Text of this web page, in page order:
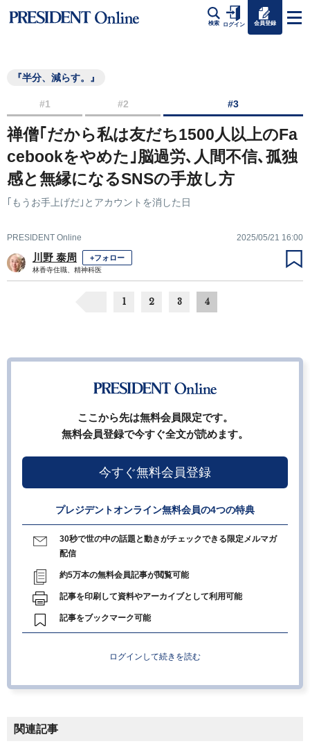
検索 ログイン 会員登録
『半分、減らす。』
#1 #2 #3
禅僧｢だから私は友だち1500人以上のFa
cebookをやめた｣脳過労､人間不信､孤独
感と無縁になるSNSの手放し方
｢もうお手上げだ｣とアカウントを消した日
PRESIDENT Online 2025/05/21 16:00
川野 泰周 +フォロー
林香寺住職、精神科医
1 2 3 4
ここから先は無料会員限定です。
無料会員登録で今すぐ全文が読めます。
今すぐ無料会員登録
プレジデントオンライン無料会員の4つの特典
30秒で世の中の話題と動きがチェックできる限定メルマガ
配信
約5万本の無料会員記事が閲覧可能
記事を印刷して資料やアーカイブとして利用可能
記事をブックマーク可能
ログインして続きを読む
関連記事